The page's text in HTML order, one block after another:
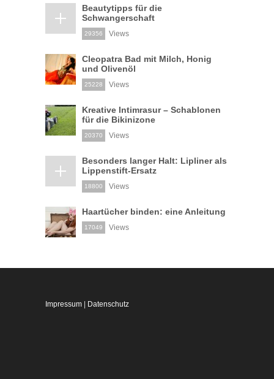
Beautytipps für die
Schwangerschaft
29356 Views
Cleopatra Bad mit Milch, Honig
und Olivenöl
25228 Views
Kreative Intimrasur – Schablonen
für die Bikinizone
20370 Views
Besonders langer Halt: Lipliner als
Lippenstift-Ersatz
18800 Views
Haartücher binden: eine Anleitung
17049 Views
Impressum | Datenschutz